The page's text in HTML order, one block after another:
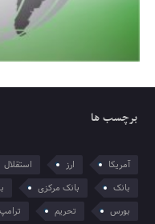
برچسب ها
آمریکا ارز استقلال
بانک
بانک مرکزی
بورس
تحریم ترامپ